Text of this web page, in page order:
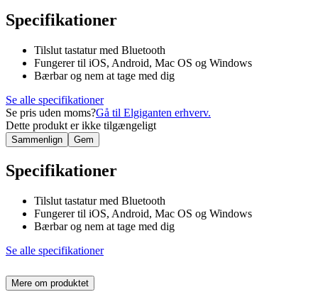
Specifikationer
Tilslut tastatur med Bluetooth
Fungerer til iOS, Android, Mac OS og Windows
Bærbar og nem at tage med dig
Se alle specifikationer
Se pris uden moms?Gå til Elgiganten erhverv.
Dette produkt er ikke tilgængeligt
Sammenlign Gem
Specifikationer
Tilslut tastatur med Bluetooth
Fungerer til iOS, Android, Mac OS og Windows
Bærbar og nem at tage med dig
Se alle specifikationer
Mere om produktet